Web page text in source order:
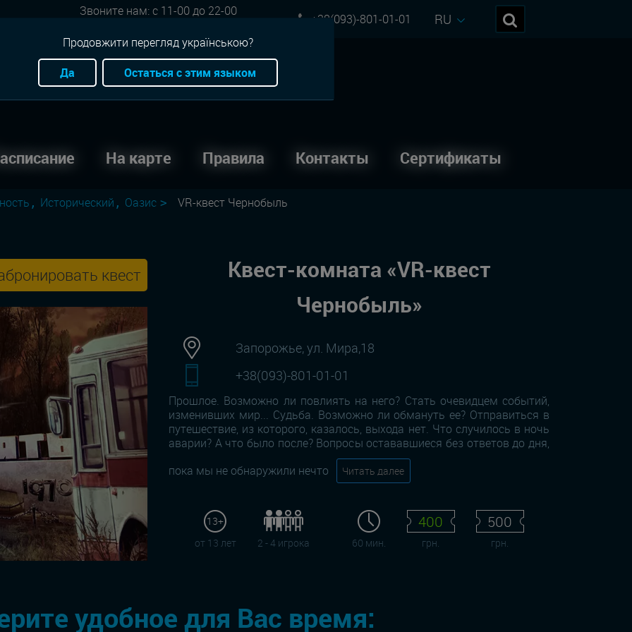
Звоните нам: с 11-00 до 22-00
+38(093)-801-01-01 RU
На карте Правила Контакты Сертификаты
Исторический Оазис VR-квест Чернобыль
квест
Квест-комната «VR-квест
Чернобыль»
Запорожье, ул. Мира,18
+38(093)-801-01-01
Прошлое. Возможно ли повлиять на него? Стать очевидцем событий,
изменивших мир... Судьба. Возможно ли обмануть ее? Отправиться в
путешествие, из которого, казалось, выхода нет. Что случилось в ночь
аварии? А что было после? Вопросы остававшиеся без ответов до дня,
пока мы не обнаружили нечто
Читать далее
13+
от 13 лет
2 - 4 игрока 60 мин.
400
грн.
500
грн.
удобное для Вас время:
Продовжити перегляд українською?
Да
Остаться с этим языком